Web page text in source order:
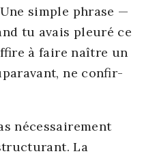
simple phrase —
tu avais pleu­ré ce
à faire naître un
ne confir­
néces­sai­re­ment
La